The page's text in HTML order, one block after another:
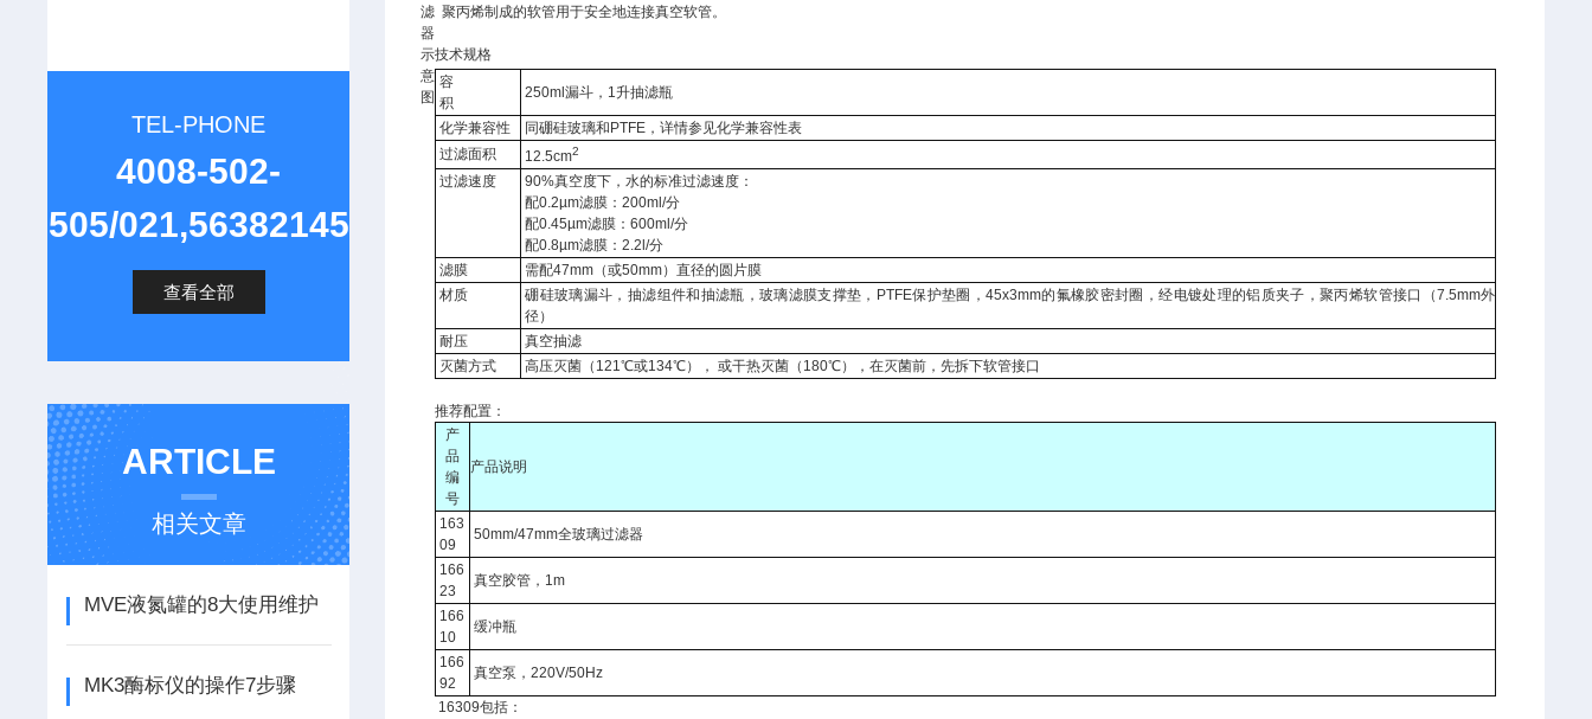
TEL-PHONE
4008-502-
505/021,56382145
查看全部
ARTICLE
相关文章
MVE液氮罐的8大使用维护
MK3酶标仪的操作7步骤
滤
器
示
意
图
聚丙烯制成的软管用于安全地连接真空软管。
技术规格
容
积
250ml漏斗，1升抽滤瓶
化学兼容性
同硼硅玻璃和PTFE，详情参见化学兼容性表
过滤面积
12.5cm2
过滤速度
90%真空度下，水的标准过滤速度：
配0.2µm滤膜：200ml/分
配0.45µm滤膜：600ml/分
配0.8µm滤膜：2.2l/分
滤膜
需配47mm（或50mm）直径的圆片膜
材质
硼硅玻璃漏斗，抽滤组件和抽滤瓶，玻璃滤膜支撑垫，PTFE保护垫圈，45x3mm的氟橡胶密封圈，经电镀处理的铝质夹子，聚丙烯软管接口（7.5mm外
径）
耐压
真空抽滤
灭菌方式
高压灭菌（121℃或134℃）， 或干热灭菌（180℃），在灭菌前，先拆下软管接口
推荐配置：
产
品
编
号
产品说明
163
09
50mm/47mm全玻璃过滤器
166
23
真空胶管，1m
166
10
缓冲瓶
166
92
真空泵，220V/50Hz
16309包括：